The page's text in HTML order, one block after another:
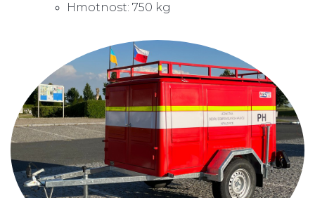
Hmotnost: 750 kg